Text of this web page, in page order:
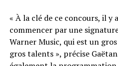
« À la clé de ce concours, il y
commencer par une
Warner Music, qui est un
gros talents », précise